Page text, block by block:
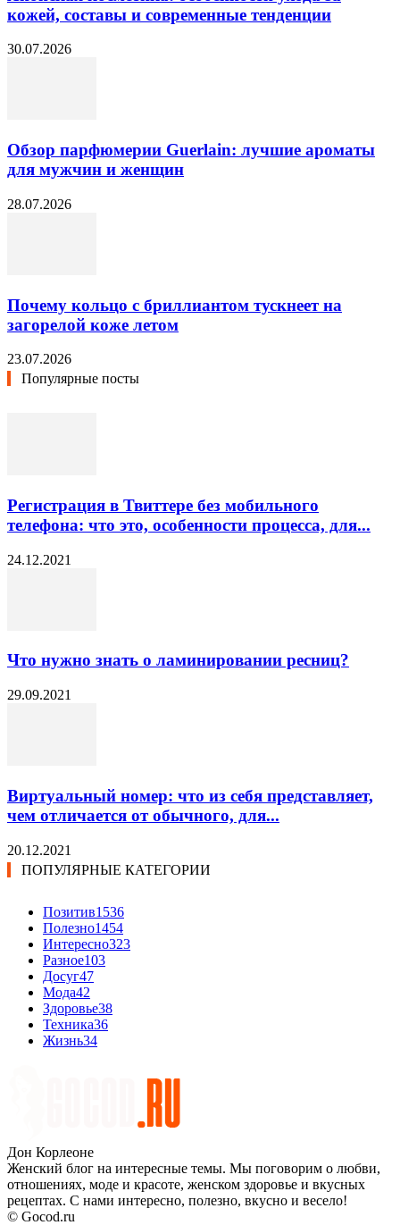
кожей, составы и современные тенденции
30.07.2026
Обзор парфюмерии Guerlain: лучшие ароматы
для мужчин и женщин
28.07.2026
Почему кольцо с бриллиантом тускнеет на
загорелой коже летом
23.07.2026
Популярные посты
Регистрация в Твиттере без мобильного
телефона: что это, особенности процесса, для...
24.12.2021
Что нужно знать о ламинировании ресниц?
29.09.2021
Виртуальный номер: что из себя представляет,
чем отличается от обычного, для...
20.12.2021
ПОПУЛЯРНЫЕ КАТЕГОРИИ
Позитив1536
Полезно1454
Интересно323
Разное103
Досуг47
Мода42
Здоровье38
Техника36
Жизнь34
Дон Корлеоне
Женский блог на интересные темы. Мы поговорим о любви,
отношениях, моде и красоте, женском здоровье и вкусных
рецептах. С нами интересно, полезно, вкусно и весело!
© Gocod.ru